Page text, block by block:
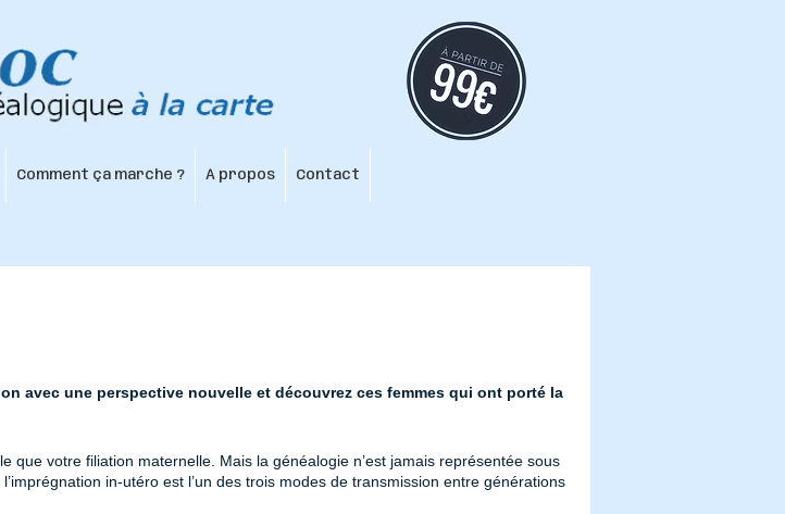
Comment ça marche ? À propos Contact
avec une perspective nouvelle et découvrez ces femmes qui ont porté la
que votre filiation maternelle. Mais la généalogie n’est jamais représentée sous
in-utéro est l’un des trois modes de transmission entre générations